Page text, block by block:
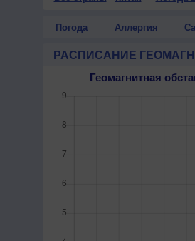
Погода Аллергия
РАСПИСАНИЕ
Геомагнитная